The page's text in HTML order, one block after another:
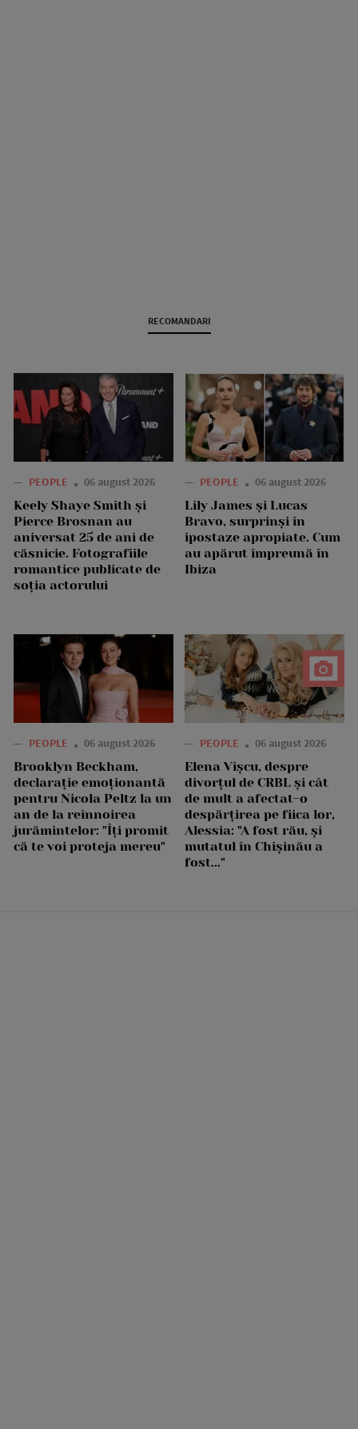
RECOMANDARI
— PEOPLE 06 august 2026
Keely Shaye Smith și
Pierce Brosnan au
aniversat 25 de ani de
căsnicie. Fotografiile
romantice publicate de
soția actorului
— PEOPLE 06 august 2026
Lily James și Lucas
Bravo, surprinși în
ipostaze apropiate. Cum
au apărut împreună în
Ibiza
— PEOPLE 06 august 2026
Brooklyn Beckham,
declarație emoționantă
pentru Nicola Peltz la un
an de la reînnoirea
jurămintelor: "Îți promit
că te voi proteja mereu"
— PEOPLE 06 august 2026
Elena Vîșcu, despre
divorțul de CRBL și cât
de mult a afectat-o
despărțirea pe fiica lor,
Alessia: "A fost rău, și
mutatul în Chișinău a
fost..."